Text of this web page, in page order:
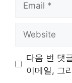
다음 번 댓
이메일, 그